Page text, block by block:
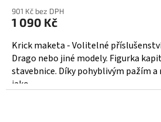
901 Kč bez DPH
1 090 Kč
Krick maketa - Volitelné
Drago nebo jiné modely. Figurka
stavebnice. Díky pohyblivým pažím
jako...